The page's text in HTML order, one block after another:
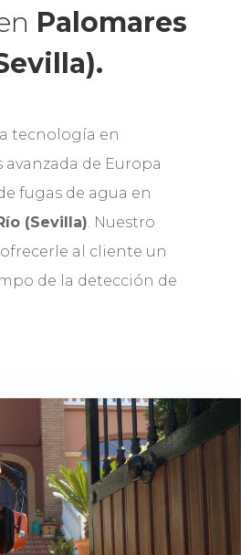
Palomares
tecnología en
de Europa
fugas de agua en
(Sevilla). Nuestro
al cliente un
de la detección de